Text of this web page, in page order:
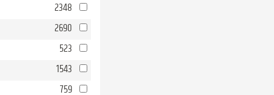
2348
2690
523
1543
759